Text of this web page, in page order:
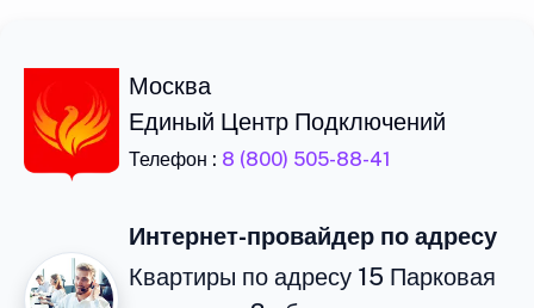
Москва
Единый Центр Подключений
Телефон : 8 (800) 505-88-41
Интернет-провайдер по адресу
Квартиры по адресу 15 Парковая